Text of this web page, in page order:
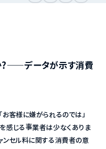
？——データが示す消費
お客様に嫌がられるのでは」
感じる事業者は少なくありま
ンセル料に関する消費者の意